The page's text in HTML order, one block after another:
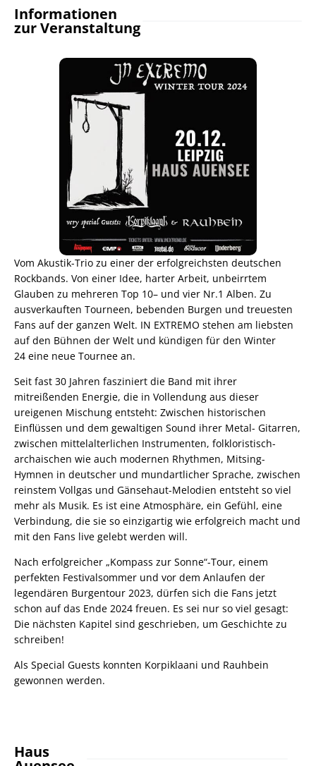
Informationen
zur Veranstaltung
Vom Akustik-Trio zu einer der erfolgreichsten deutschen
Rockbands. Von einer Idee, harter Arbeit, unbeirrtem
Glauben zu mehreren Top 10– und vier Nr.1 Alben. Zu
ausverkauften Tourneen, bebenden Burgen und treuesten
Fans auf der ganzen Welt. IN EXTREMO stehen am liebsten
auf den Bühnen der Welt und kündigen für den Winter
24 eine neue Tournee an.
Seit fast 30 Jahren fasziniert die Band mit ihrer
mitreißenden Energie, die in Vollendung aus dieser
ureigenen Mischung entsteht: Zwischen historischen
Einflüssen und dem gewaltigen Sound ihrer Metal- Gitarren,
zwischen mittelalterlichen Instrumenten, folkloristisch-
archaischen wie auch modernen Rhythmen, Mitsing-
Hymnen in deutscher und mundartlicher Sprache, zwischen
reinstem Vollgas und Gänsehaut-Melodien entsteht so viel
mehr als Musik. Es ist eine Atmosphäre, ein Gefühl, eine
Verbindung, die sie so einzigartig wie erfolgreich macht und
mit den Fans live gelebt werden will.
Nach erfolgreicher „Kompass zur Sonne“-Tour, einem
perfekten Festivalsommer und vor dem Anlaufen der
legendären Burgentour 2023, dürfen sich die Fans jetzt
schon auf das Ende 2024 freuen. Es sei nur so viel gesagt:
Die nächsten Kapitel sind geschrieben, um Geschichte zu
schreiben!
Als Special Guests konnten Korpiklaani und Rauhbein
gewonnen werden.
Haus